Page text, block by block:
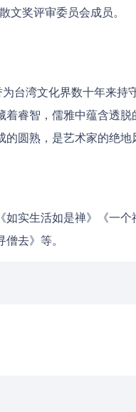
文奖评审委员会成员。
台湾文化界数十年来持
睿智，儒雅中蕴含透脱
圆熟，是艺术家的绝地
如实生活如是禅》《一
去》等。